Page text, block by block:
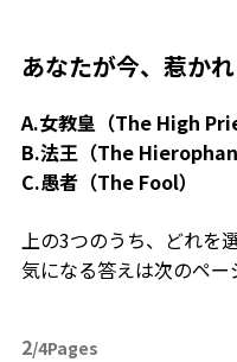
あなたが今、惹か
A.女教皇（The High
B.法王（The
C.愚者（The Fool）
上の3つのうち、どれを
気になる答えは次のペー
2/4Pages